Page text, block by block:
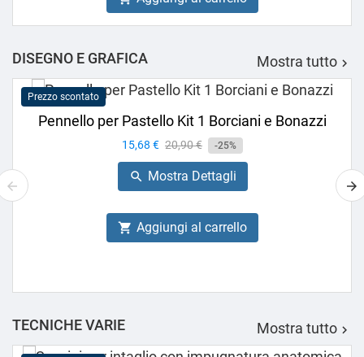
DISEGNO E GRAFICA Mostra tutto 
Prezzo scontato
Pennello per Pastello Kit 1 Borciani e Bonazzi
Prezzo
15,68 € Prezzo
base
20,90 € -25%
 Mostra Dettagli
 Aggiungi al carrello
TECNICHE VARIE Mostra tutto 